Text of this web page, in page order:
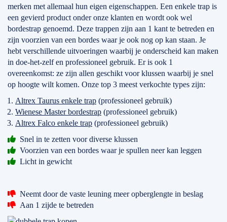
merken met allemaal hun eigen eigenschappen. Een enkele trap is
een gevierd product onder onze klanten en wordt ook wel
bordestrap genoemd. Deze trappen zijn aan 1 kant te betreden en
zijn voorzien van een bordes waar je ook nog op kan staan. Je
hebt verschillende uitvoeringen waarbij je onderscheid kan maken
in doe-het-zelf en professioneel gebruik. Er is ook 1
overeenkomst: ze zijn allen geschikt voor klussen waarbij je snel
op hoogte wilt komen. Onze top 3 meest verkochte types zijn:
Altrex Taurus enkele trap (professioneel gebruik)
Wienese Master bordestrap (professioneel gebruik)
Altrex Falco enkele trap (professioneel gebruik)
Snel in te zetten voor diverse klussen
Voorzien van een bordes waar je spullen neer kan leggen
Licht in gewicht
Neemt door de vaste leuning meer opberglengte in beslag
Aan 1 zijde te betreden